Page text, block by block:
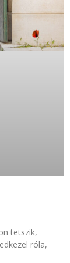
tetszik,
róla,